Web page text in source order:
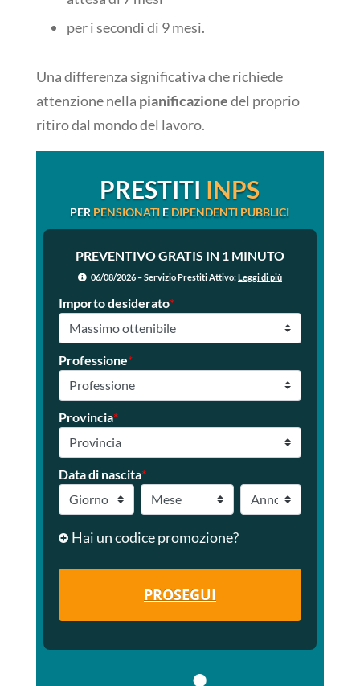
per i secondi di 9 mesi.
Una differenza significativa che richiede
attenzione nella pianificazionedel proprio
ritiro dal mondo del lavoro.
PRESTITI INPS
PER PENSIONATI E DIPENDENTI PUBBLICI
PREVENTIVO GRATIS IN 1 MINUTO
06/08/2026 – Servizio Prestiti Attivo:Leggi di più
Importo desiderato*
Professione*
Provincia*
Data di nascita*
Hai un codice promozione?
PROSEGUI